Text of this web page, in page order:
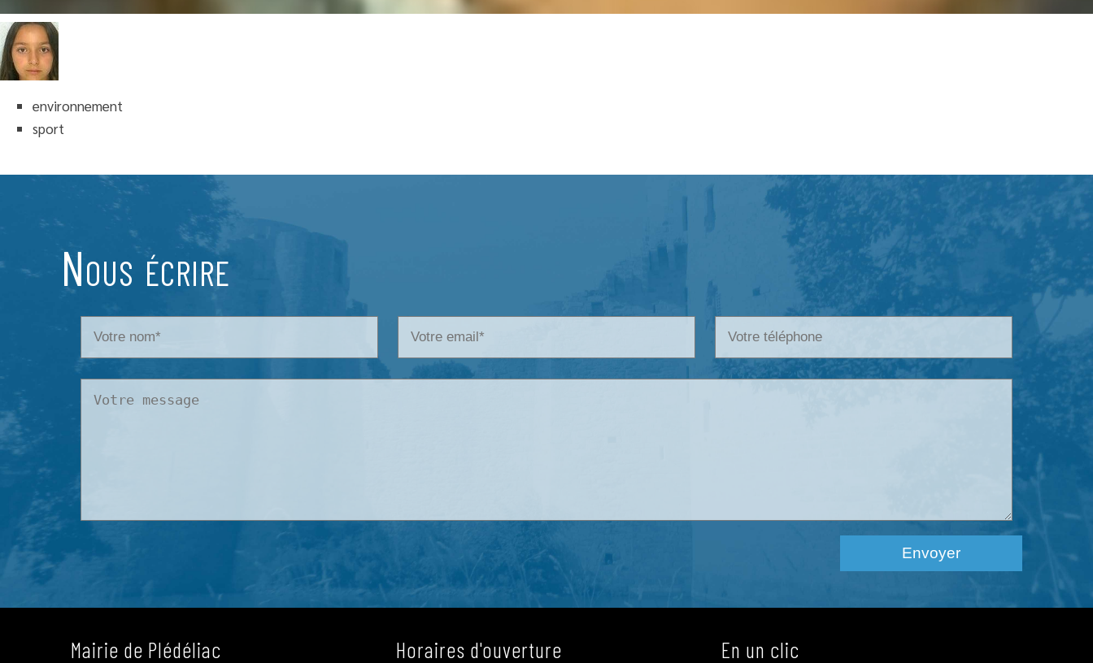
environnement
sport
Nous écrire
Mairie de Plédéliac Horaires d'ouverture En un clic